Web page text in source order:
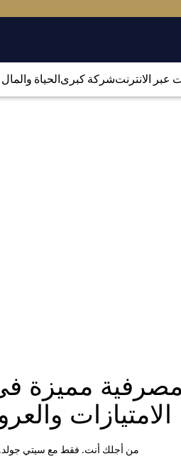
عبر الانترنتشركة كبرىالحياة والمال
مميزة
الامتيازات
من أجلك أنت. فقط مع سيتي جولد.